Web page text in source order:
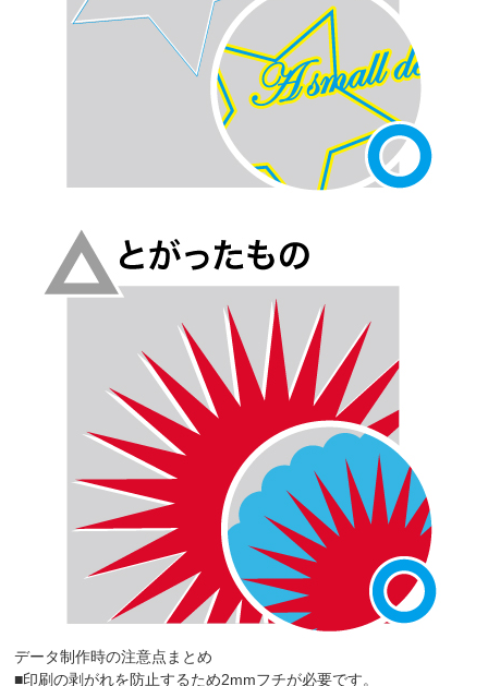
データ制作時の注意点まとめ
■印刷の剥がれを防止するため2mmフチが必要です。